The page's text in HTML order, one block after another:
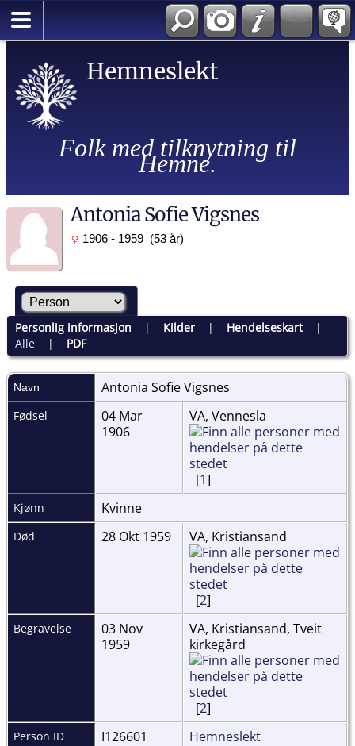
Hemneslekt
Folk med tilknytning til
Hemne.
Antonia Sofie Vigsnes
1906 - 1959 (53 år)
Personlig informasjon | Kilder| Hendelseskart|
Alle| PDF
Navn Antonia SofieVigsnes
Fødsel
04 Mar
1906
VA, Vennesla
[1]
Kjønn Kvinne
Død 28 Okt 1959 VA, Kristiansand
[2]
Begravelse
03 Nov
1959
VA, Kristiansand, Tveit
kirkegård
[2]
Person ID I126601 Hemneslekt